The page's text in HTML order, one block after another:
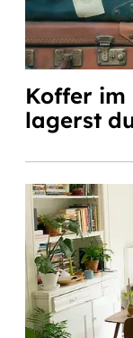
Koffer im
lagerst